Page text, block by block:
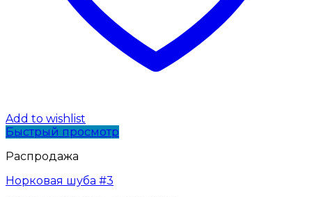
Add to wishlist
Быстрый просмотр
Распродажа
Норковая шуба #3